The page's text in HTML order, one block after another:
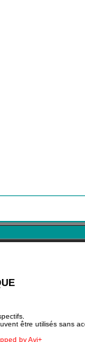
être utilisés sans
by Avi+